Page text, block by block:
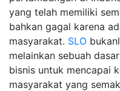
yang telah memiliki
bahkan gagal karena
masyarakat. SLO
melainkan sebuah
bisnis untuk mencapai
masyarakat yang